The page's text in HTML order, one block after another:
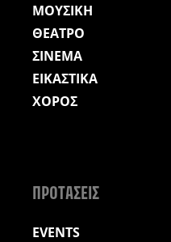
ΜΟΥΣΙΚΗ
ΘΕΑΤΡΟ
ΣΙΝΕΜΑ
ΕΙΚΑΣΤΙΚΑ
ΧΟΡΟΣ
ΠΡΟΤΑΣΕΙΣ
EVENTS